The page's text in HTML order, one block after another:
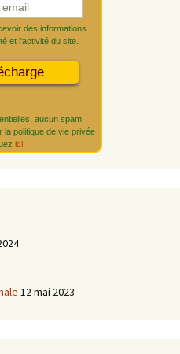
des informations
et l'activité du site.
aucun spam
politique de vie privée
ici
12 mai 2023